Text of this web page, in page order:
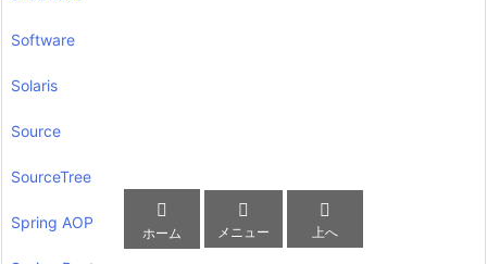
Software
Solaris
Source
SourceTree
Spring AOP

ホーム

メニュー

上へ